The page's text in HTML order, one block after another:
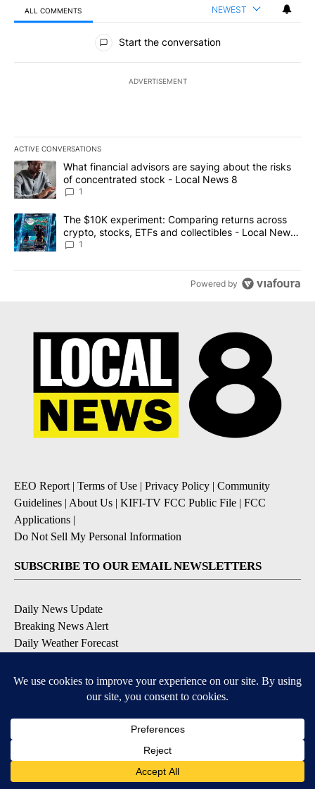
ALL COMMENTS NEWEST
All Comments
Start the conversation
ADVERTISEMENT
ACTIVE CONVERSATIONS
The following is a list of the most commented articles in the last
A trending article titled "What financial advisors are saying
What financial advisors are saying about the risks
of concentrated stock - Local News 8
1
A trending article titled "The $10K experiment: Comparing
The $10K experiment: Comparing returns across
crypto, stocks, ETFs and collectibles - Local News
8
1
Powered by
EEO Report | Terms of Use | Privacy Policy | Community
Guidelines | About Us | KIFI-TV FCC Public File | FCC
Applications |
Do Not Sell My Personal Information
SUBSCRIBE TO OUR EMAIL NEWSLETTERS
Daily News Update
Breaking News Alert
Daily Weather Forecast
Contests and Promotions
DOWNLOAD OUR APPS
Available for iOS and Android